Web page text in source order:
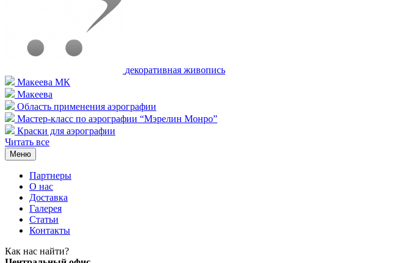
декоративная живопись
Макеева МК
Макеева
Область применения аэрографии
Мастер-класс по аэрографии “Мэрелин Монро”
Краски для аэрографии
Читать все
Меню
Партнеры
О нас
Доставка
Галерея
Статьи
Контакты
Как наc найти?